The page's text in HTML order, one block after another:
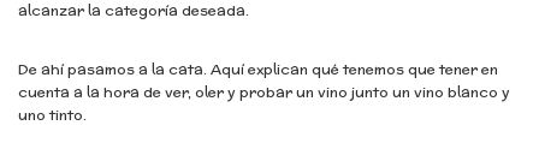
alcanzar la categoría deseada.
De ahí pasamos a la cata. Aquí explican qué tenemos que tener en
cuenta a la hora de ver, oler y probar un vino junto un vino blanco y
uno tinto.